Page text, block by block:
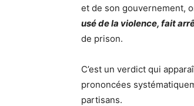
et de son gouvernement,
usé de la violence, fait
de prison.
C’est un verdict qui
prononcées
partisans.